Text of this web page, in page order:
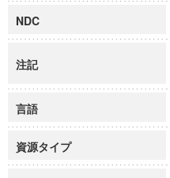
NDC
注記
言語
資源タイプ